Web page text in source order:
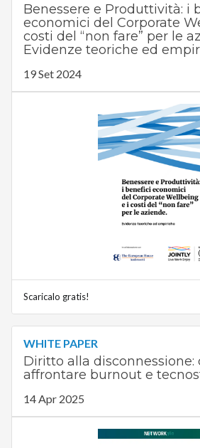
Benessere e Produttività: i
economici del Corporate
costi del “non fare” per le
Evidenze teoriche ed
19 Set 2024
Scaricalo gratis!
WHITE PAPER
Diritto alla disconnessione:
affrontare burnout e
14 Apr 2025